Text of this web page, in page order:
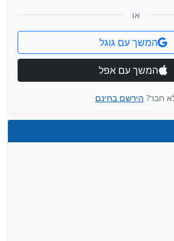
או
המשך עם גוגל
המשך עם אפל
חבר?הירשם בחינם